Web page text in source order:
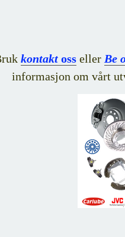
kontakt oss eller Be
informasjon om vårt